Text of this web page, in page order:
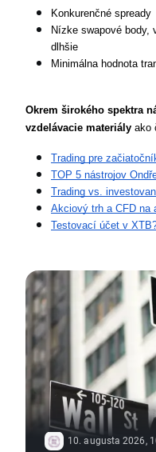
Konkurenčné spready
Nízke swapové
dlhšie
Minimálna hodnota
Okrem širokého spektra
vzdelávacie materiály ako
Trading pre
TOP 5 nástrojov
Trading vs.
Akciový trh a CFD na
Testovací účet v
10. augusta 2026,